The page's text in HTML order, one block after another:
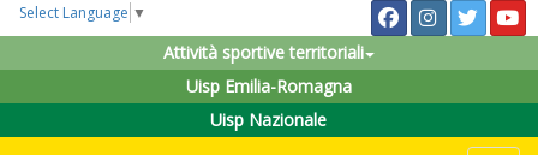
Select Language ▼
Attività sportive territoriali
Uisp Emilia-Romagna
Uisp Nazionale